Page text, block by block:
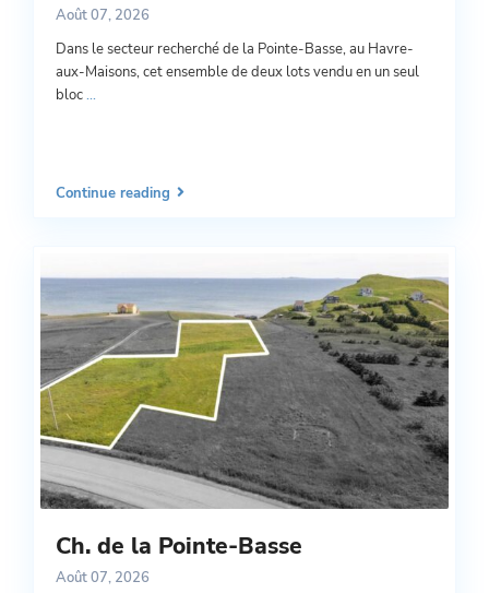
Août 07, 2026
Dans le secteur recherché de la Pointe-Basse, au Havre-
aux-Maisons, cet ensemble de deux lots vendu en un seul
bloc...
Continue reading
Ch. de la Pointe-Basse
Août 07, 2026